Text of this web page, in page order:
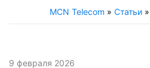
MCN Telecom » Статьи »
9 февраля 2026